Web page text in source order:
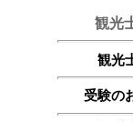
観光
観光
受験の